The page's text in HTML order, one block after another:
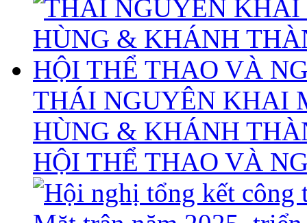
THÁI NGUYÊN KHAI
HÙNG & KHÁNH
HỘI THỂ THAO VÀ